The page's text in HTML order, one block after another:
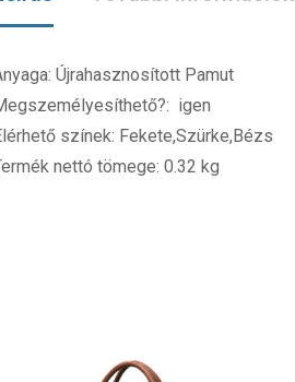
Újrahasznosított Pamut
igen
színek: Fekete,Szürke,Bézs
nettó tömege: 0.32 kg